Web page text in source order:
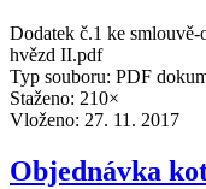
Dodatek č.1 ke
hvězd II.pdf
Typ souboru: PDF
Staženo: 210×
Vloženo: 27. 11. 2017
Objednávka